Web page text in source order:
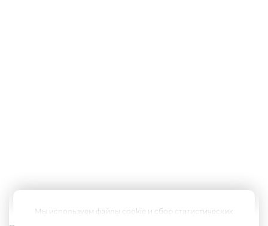
Мы используем файлы cookie и сбор статистических